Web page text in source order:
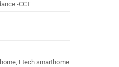
-CCT
Ltech smarthome